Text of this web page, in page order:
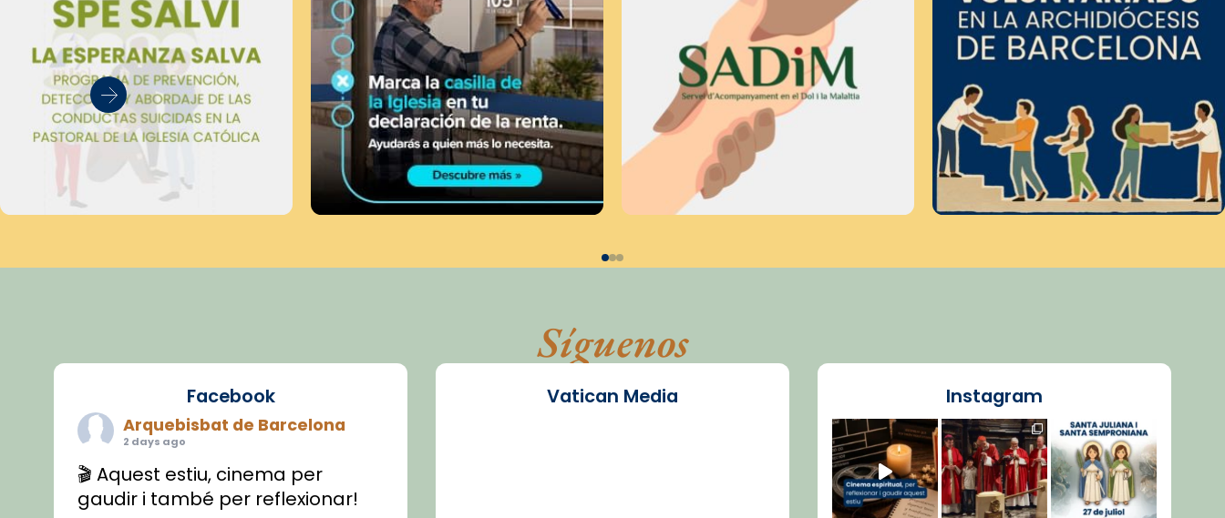
Síguenos
Facebook
Arquebisbat de Barcelona
2 days ago
🎬 Aquest estiu, cinema per
gaudir i també per reflexionar!
Vatican Media Instagram